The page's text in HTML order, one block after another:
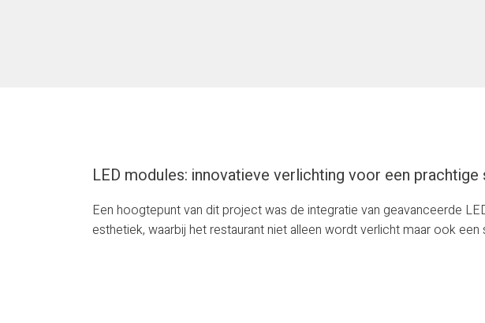
LED modules: innovatieve verlichting voor een prachtige
Een hoogtepunt van dit project was de integratie van geavanceerde
esthetiek, waarbij het restaurant niet alleen wordt verlicht maar ook